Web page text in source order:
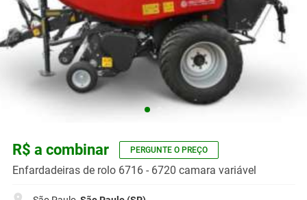
R$ a combinar PERGUNTE O PREÇO
Enfardadeiras de rolo 6716 - 6720 camara variável